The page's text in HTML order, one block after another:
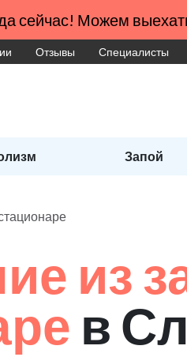
сейчас! Можем
Отзывы Специалисты
Запой
из
в